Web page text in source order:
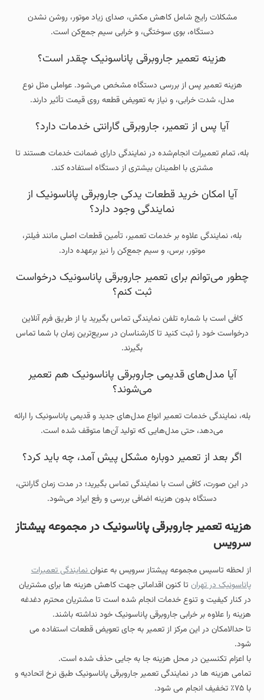
مشکلات رایج شامل کاهش مکش، صدای زیاد موتور، روشن نشدن
دستگاه، بوی سوختگی، و خرابی سیم جمع‌کن است.
هزینه تعمیر جاروبرقی پاناسونیک چقدر است؟
هزینه تعمیر پس از بررسی دستگاه مشخص می‌شود. عواملی مثل نوع
مدل، شدت خرابی، و نیاز به تعویض قطعه روی قیمت تأثیر دارند.
آیا پس از تعمیر، جاروبرقی گارانتی خدمات دارد؟
بله، تمام تعمیرات انجام‌شده در نمایندگی دارای ضمانت خدمات هستند تا
مشتری با اطمینان بیشتری از دستگاه استفاده کند.
آیا امکان خرید قطعات یدکی جاروبرقی پاناسونیک از
نمایندگی وجود دارد؟
بله، نمایندگی علاوه بر خدمات تعمیر، تأمین قطعات اصلی مانند فیلتر،
موتور، برس، و سیم جمع‌کن را نیز برعهده دارد.
چطور می‌توانم برای تعمیر جاروبرقی پاناسونیک درخواست
ثبت کنم؟
کافی است با شماره تلفن نمایندگی تماس بگیرید یا از طریق فرم آنلاین
درخواست خود را ثبت کنید تا کارشناسان در سریع‌ترین زمان با شما تماس
بگیرند.
آیا مدل‌های قدیمی جاروبرقی پاناسونیک هم تعمیر
می‌شوند؟
بله، نمایندگی خدمات تعمیر انواع مدل‌های جدید و قدیمی پاناسونیک را ارائه
می‌دهد، حتی مدل‌هایی که تولید آن‌ها متوقف شده است.
اگر بعد از تعمیر دوباره مشکل پیش آمد، چه باید کرد؟
در این صورت، کافی است با نمایندگی تماس بگیرید؛ در مدت زمان گارانتی،
دستگاه بدون هزینه اضافی بررسی و رفع ایراد می‌شود.
هزینه تعمیر جاروبرقی پاناسونیک در مجموعه پیشتاز
سرویس
از لحظه تاسیس مجموعه پیشتاز سرویس به عنواننمایندگی تعمیرات
پاناسونیک در تهران تا کنون اقداماتی جهت کاهش هزینه ها برای مشتریان
در کنار کیفیت و تنوع خدمات انجام شده است تا مشتریان محترم دغدغه
هزینه را علاوه بر خرابی جاروبرقی پاناسونیک خود نداشته باشند.
تا حدالامکان در این مرکز از تعمیر به جای تعویض قطعات استفاده می
شود.
با اعزام تکنسین در محل هزینه جا به جایی حذف شده است.
تمامی هزینه ها در نمایندگی تعمیر جاروبرقی پاناسونیک طبق نرخ اتحادیه و
با ۷۵٪ تخفیف انجام می شود.